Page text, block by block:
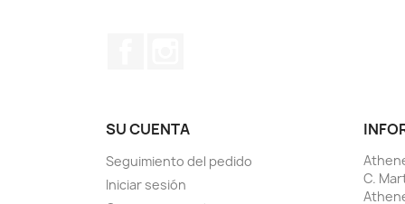
SU CUENTA
Seguimiento del pedido
Iniciar sesión
C.